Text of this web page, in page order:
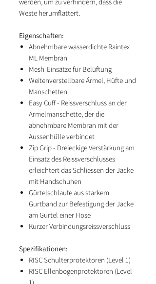
Weste herumflattert.
Eigenschaften:
Abnehmbare wasserdichte Raintex
ML Membran
Mesh-Einsätze für Belüftung
Weitenverstellbare Ärmel, Hüfte und
Manschetten
Easy Cuff - Reissverschluss an der
Ärmelmanschette, der die
abnehmbare Membran mit der
Aussenhülle verbindet
Zip Grip - Dreieckige Verstärkung am
Einsatz des Reissverschlusses
erleichtert das Schliessen der Jacke
mit Handschuhen
Gürtelschlaufe aus starkem
Gurtband zur Befestigung der Jacke
am Gürtel einer Hose
Kurzer Verbindungsreissverschluss
Spezifikationen:
RISC Schulterprotektoren (Level 1)
RISC Ellenbogenprotektoren (Level